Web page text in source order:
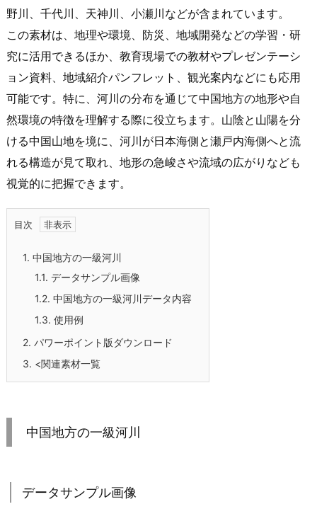
野川、千代川、天神川、小瀬川などが含まれています。
この素材は、地理や環境、防災、地域開発などの学習・研
究に活用できるほか、教育現場での教材やプレゼンテーシ
ョン資料、地域紹介パンフレット、観光案内などにも応用
可能です。特に、河川の分布を通じて中国地方の地形や自
然環境の特徴を理解する際に役立ちます。山陰と山陽を分
ける中国山地を境に、河川が日本海側と瀬戸内海側へと流
れる構造が見て取れ、地形の急峻さや流域の広がりなども
視覚的に把握できます。
目次
1. 中国地方の一級河川
1.1. データサンプル画像
1.2. 中国地方の一級河川データ内容
1.3. 使用例
2. パワーポイント版ダウンロード
3. <関連素材一覧
中国地方の一級河川
データサンプル画像